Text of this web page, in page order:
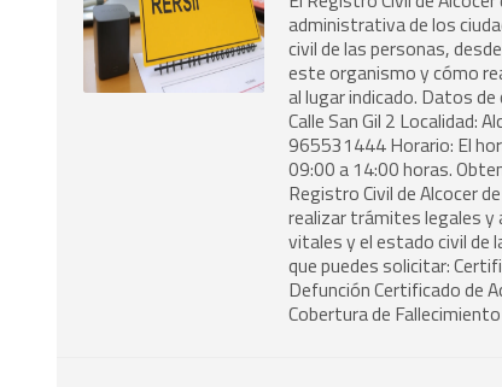
administrativa de los
civil de las personas,
este organismo y cómo
al lugar indicado. Datos
Calle San Gil 2 Localidad:
965531444 Horario: El
09:00 a 14:00 horas.
Registro Civil de Alcocer
realizar trámites legales
vitales y el estado civil de
que puedes solicitar:
Defunción Certificado de
Cobertura de